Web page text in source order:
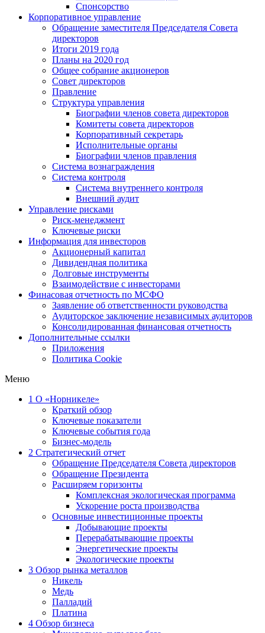
Спонсорство
Корпоративное управление
Обращение заместителя Председателя Совета
директоров
Итоги 2019 года
Планы на 2020 год
Общее собрание акционеров
Совет директоров
Правление
Структура управления
Биографии членов совета директоров
Комитеты совета директоров
Корпоративный секретарь
Исполнительные органы
Биографии членов правления
Система вознаграждения
Система контроля
Система внутреннего контроля
Внешний аудит
Управление рисками
Риск-менеджмент
Ключевые риски
Информация для инвесторов
Акционерный капитал
Дивидендная политика
Долговые инструменты
Взаимодействие с инвеcторами
Финасовая отчетность по МСФО
Заявление об ответственности руководства
Аудиторское заключение независимых аудиторов
Консолидированная финансовая отчетность
Дополнительные ссылки
Приложения
Политика Cookie
Меню
1 О «Норникеле»
Краткий обзор
Ключевые показатели
Ключевые события года
Бизнес-модель
2 Стратегический отчет
Обращение Председателя Совета директоров
Обращение Президента
Расширяем горизонты
Комплексная экологическая программа
Ускорение роста производства
Основные инвестиционные проекты
Добывающие проекты
Перерабатывающие проекты
Энергетические проекты
Экологические проекты
3 Обзор рынка металлов
Никель
Медь
Палладий
Платина
4 Обзор бизнеса